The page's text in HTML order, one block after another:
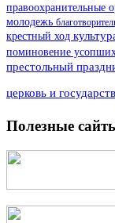
правоохранительные
молодежь
крестный ход
поминовение
престольный
церковь и
Полезные